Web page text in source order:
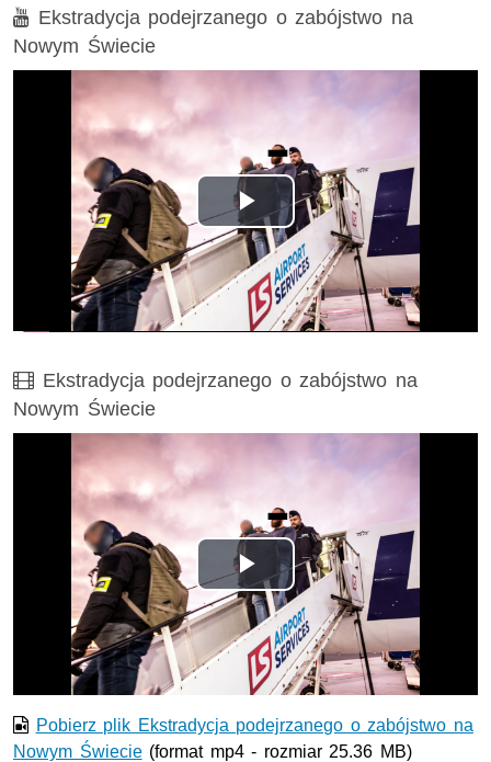
Film
Ekstradycja podejrzanego o zabójstwo na
Nowym Świecie
Opis filmu: Ekstradycja podejrzanego o zabójstwo na
Odtwórz
wideo
Film
Ekstradycja podejrzanego o zabójstwo na
Nowym Świecie
Opis filmu: Ekstradycja podejrzanego o zabójstwo na
Odtwórz
wideo
Pobierz plik Ekstradycja podejrzanego o zabójstwo na
Nowym Świecie(format mp4 - rozmiar 25.36 MB)